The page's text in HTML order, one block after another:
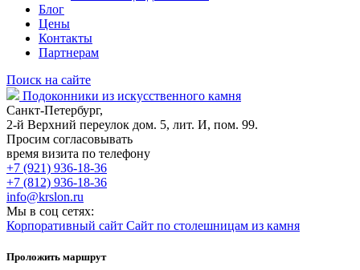
Блог
Цены
Контакты
Партнерам
Поиск на сайте
Подоконники из искусственного камня
Санкт-Петербург,
2-й Верхний переулок дом. 5, лит. И, пом. 99.
Просим согласовывать
время визита по телефону
+7 (921) 936-18-36
+7 (812) 936-18-36
info@krslon.ru
Мы в соц сетях:
Корпоративный сайт Сайт по столешницам из камня
Проложить маршрут